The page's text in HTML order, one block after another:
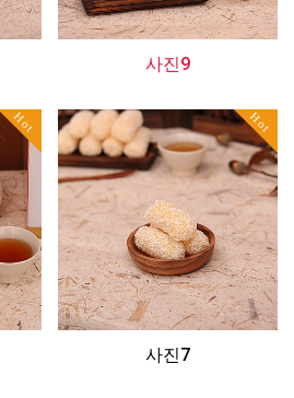
사진9
Hot Hot
사진7